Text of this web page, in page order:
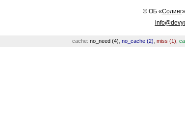
©ОБ «Солинг
cache: no_need (4) no_cache (2) miss (1)